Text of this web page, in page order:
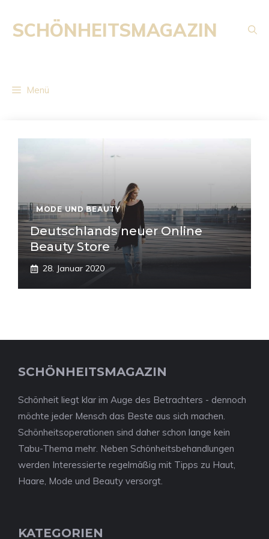
Inhalt
springen
SCHÖNHEITSMAGAZIN
Menü
MODE UND BEAUTY
Deutschlands neuer Online
Beauty Store
28. Januar 2020
SCHÖNHEITSMAGAZIN
Schönheit liegt klar im Auge des Betrachters - dennoch
möchte jeder Mensch das Beste aus sich machen.
Schönheitsoperationen sind daher schon lange kein
Tabu-Thema mehr. Neben Schönheitsbehandlungen
werden Interessierte regelmäßig mit Tipps zu Haut,
Haare, Mode und Beauty versorgt.
KATEGORIEN